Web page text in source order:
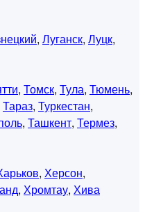
, Луганск, Луцк,
, Томск, Тула, Тюмень,
Тараз, Туркестан,
, Ташкент, Термез,
, Херсон,
, Хромтау, Хива